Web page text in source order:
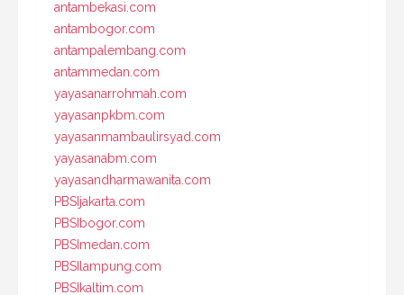
antambekasi.com
antambogor.com
antampalembang.com
antammedan.com
yayasanarrohmah.com
yayasanpkbm.com
yayasanmambaulirsyad.com
yayasanabm.com
yayasandharmawanita.com
PBSIjakarta.com
PBSIbogor.com
PBSImedan.com
PBSIlampung.com
PBSIkaltim.com